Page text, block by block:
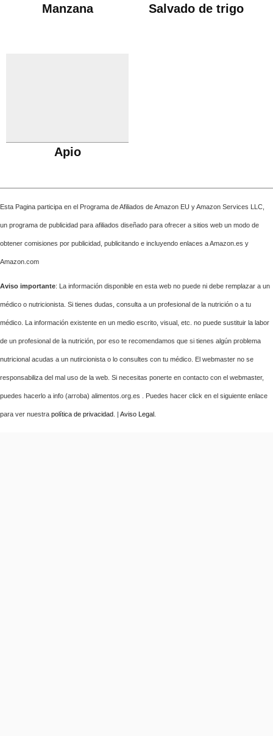
Manzana Salvado de trigo
Apio
Esta Pagina participa en el Programa de Afiliados de Amazon EU y Amazon Services LLC,
un programa de publicidad para afiliados diseñado para ofrecer a sitios web un modo de
obtener comisiones por publicidad, publicitando e incluyendo enlaces a Amazon.es y
Amazon.com
Aviso importante: La información disponible en esta web no puede ni debe remplazar a un
médico o nutricionista. Si tienes dudas, consulta a un profesional de la nutrición o a tu
médico. La información existente en un medio escrito, visual, etc. no puede sustituir la labor
de un profesional de la nutrición, por eso te recomendamos que si tienes algún problema
nutricional acudas a un nutircionista o lo consultes con tu médico. El webmaster no se
responsabiliza del mal uso de la web. Si necesitas ponerte en contacto con el webmaster,
puedes hacerlo a info (arroba) alimentos.org.es . Puedes hacer click en el siguiente enlace
para ver nuestra política de privacidad . | Aviso Legal